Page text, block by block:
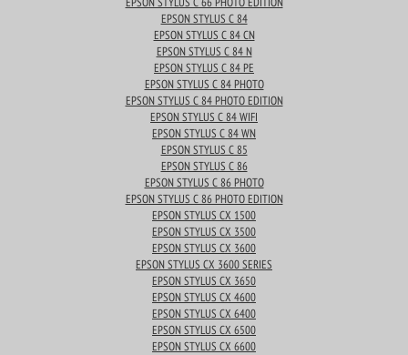
EPSON STYLUS C 84
EPSON STYLUS C 84 CN
EPSON STYLUS C 84 N
EPSON STYLUS C 84 PE
EPSON STYLUS C 84 PHOTO
EPSON STYLUS C 84 PHOTO EDITION
EPSON STYLUS C 84 WIFI
EPSON STYLUS C 84 WN
EPSON STYLUS C 85
EPSON STYLUS C 86
EPSON STYLUS C 86 PHOTO
EPSON STYLUS C 86 PHOTO EDITION
EPSON STYLUS CX 1500
EPSON STYLUS CX 3500
EPSON STYLUS CX 3600
EPSON STYLUS CX 3600 SERIES
EPSON STYLUS CX 3650
EPSON STYLUS CX 4600
EPSON STYLUS CX 6400
EPSON STYLUS CX 6500
EPSON STYLUS CX 6600